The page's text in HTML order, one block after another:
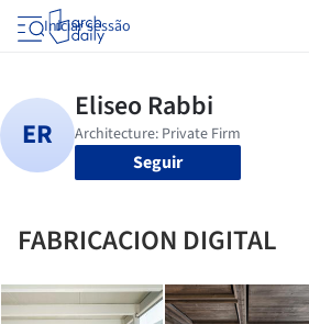
Iniciar sessão
Seguir
FABRICACION DIGITAL